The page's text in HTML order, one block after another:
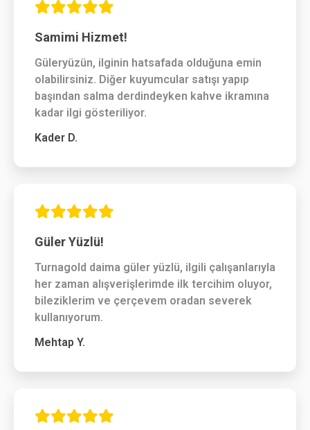
Samimi Hizmet!
Güleryüzün, ilginin hatsafada olduğuna emin
olabilirsiniz. Diğer kuyumcular satışı yapıp
başından salma derdindeyken kahve ikramına
kadar ilgi gösteriliyor.
Kader D.
Güler Yüzlü!
Turnagold daima güler yüzlü, ilgili çalışanlarıyla
her zaman alışverişlerimde ilk tercihim oluyor,
bileziklerim ve çerçevem oradan severek
kullanıyorum.
Mehtap Y.